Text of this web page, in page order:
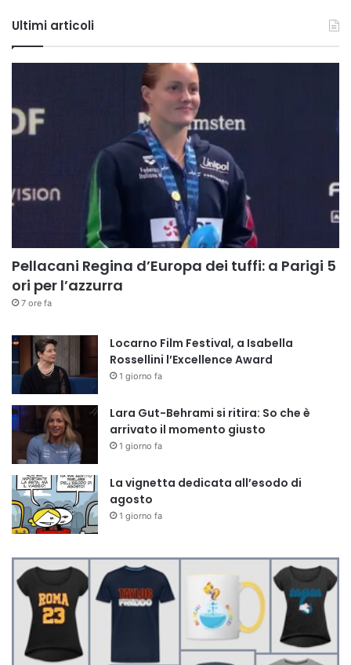
Ultimi articoli
Pellacani Regina d’Europa dei tuffi: a Parigi 5
ori per l’azzurra
7 ore fa
Locarno Film Festival, a Isabella
Rossellini l’Excellence Award
1 giorno fa
Lara Gut-Behrami si ritira: So che è
arrivato il momento giusto
1 giorno fa
La vignetta dedicata all’esodo di
agosto
1 giorno fa